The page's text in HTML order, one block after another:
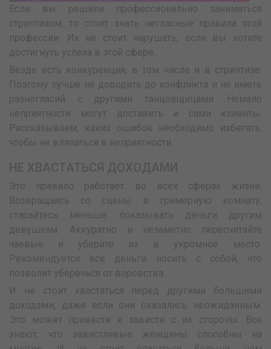
Если вы решили профессионально заниматься
стриптизом, то стоит знать негласные правила этой
профессии. Их не стоит нарушать, если вы хотите
достигнуть успеха в этой сфере.
Везде есть конкуренция, в том числе и в стриптизе.
Поэтому лучше не доводить до конфликта и не иметь
разногласий с другими танцовщицами. Немало
неприятности могут доставить и сами клиенты.
Рассказываем, каких ошибок необходимо избегать,
чтобы не вляпаться в неприятности.
Это правило работает во всех сферах жизни.
Возвращаясь со сцены в гримерную комнату,
старайтесь меньше показывать деньги другим
девушкам. Аккуратно и незаметно пересчитайте
чаевые и уберите их в укромное место.
Рекомендуется все деньги носить с собой, что
позволит уберечься от воровства.
И не стоит хвастаться перед другими большими
доходами, даже если они оказались неожиданным.
Это может привести к зависти с их стороны. Все
знают, что завистливые женщины способны на